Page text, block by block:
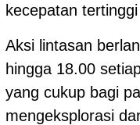
kecepatan
Aksi lintasan
hingga 18.00
yang cukup bagi
mengeksplorasi